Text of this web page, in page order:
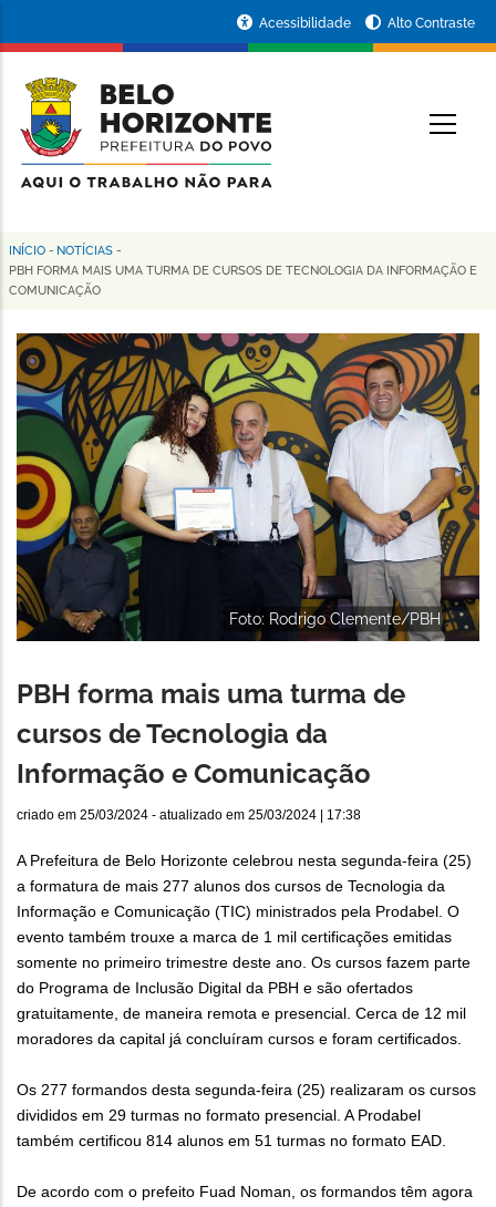
conteúdo
principal
da
Prefeitura
de
Horizonte
Acessibilidade Alto Contraste
Trilha
de
navegação
INÍCIO - NOTÍCIAS -
PBH FORMA MAIS UMA TURMA DE CURSOS DE TECNOLOGIA DA INFORMAÇÃO E
COMUNICAÇÃO
Foto: Rodrigo Clemente/PBH
PBH forma mais uma turma de
cursos de Tecnologia da
Informação e Comunicação
criado em 25/03/2024 - atualizado em 25/03/2024 | 17:38
A Prefeitura de Belo Horizonte celebrou nesta segunda-feira (25)
a formatura de mais 277 alunos dos cursos de Tecnologia da
Informação e Comunicação (TIC) ministrados pela Prodabel. O
evento também trouxe a marca de 1 mil certificações emitidas
somente no primeiro trimestre deste ano. Os cursos fazem parte
do Programa de Inclusão Digital da PBH e são ofertados
gratuitamente, de maneira remota e presencial. Cerca de 12 mil
moradores da capital já concluíram cursos e foram certificados.
Os 277 formandos desta segunda-feira (25) realizaram os cursos
divididos em 29 turmas no formato presencial. A Prodabel
também certificou 814 alunos em 51 turmas no formato EAD.
De acordo com o prefeito Fuad Noman, os formandos têm agora